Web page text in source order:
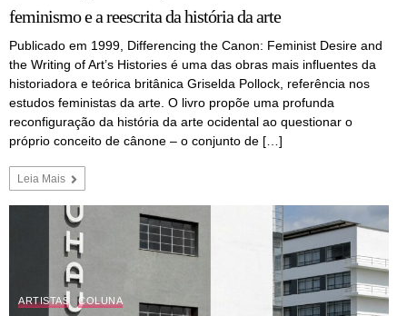
feminismo e a reescrita da história da arte
Publicado em 1999, Differencing the Canon: Feminist Desire and
the Writing of Art’s Histories é uma das obras mais influentes da
historiadora e teórica britânica Griselda Pollock, referência nos
estudos feministas da arte. O livro propõe uma profunda
reconfiguração da história da arte ocidental ao questionar o
próprio conceito de cânone – o conjunto de […]
Leia Mais
ARTISTAS COLUNA